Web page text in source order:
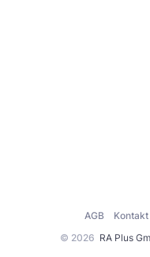
© 2026 RA Plus
AGB Kontakt